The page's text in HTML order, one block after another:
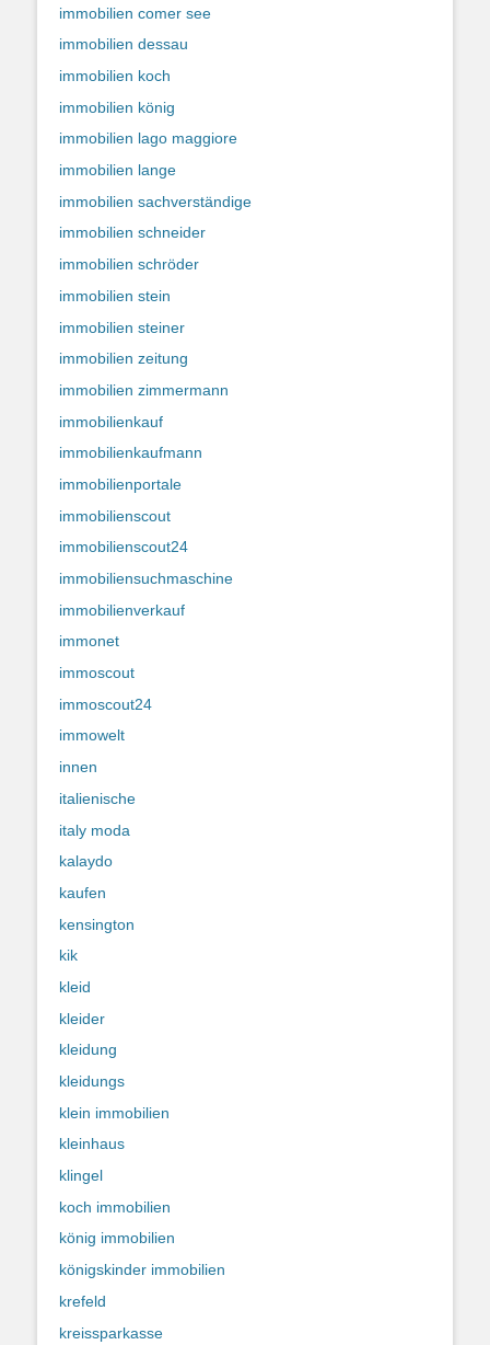
immobilien comer see
immobilien dessau
immobilien koch
immobilien könig
immobilien lago maggiore
immobilien lange
immobilien sachverständige
immobilien schneider
immobilien schröder
immobilien stein
immobilien steiner
immobilien zeitung
immobilien zimmermann
immobilienkauf
immobilienkaufmann
immobilienportale
immobilienscout
immobilienscout24
immobiliensuchmaschine
immobilienverkauf
immonet
immoscout
immoscout24
immowelt
innen
italienische
italy moda
kalaydo
kaufen
kensington
kik
kleid
kleider
kleidung
kleidungs
klein immobilien
kleinhaus
klingel
koch immobilien
könig immobilien
königskinder immobilien
krefeld
kreissparkasse